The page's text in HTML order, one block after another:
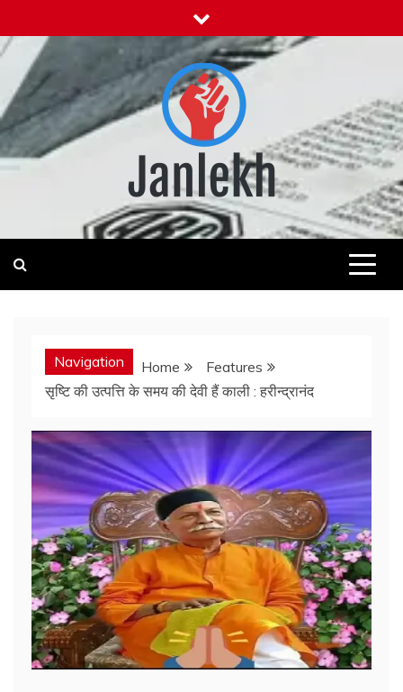
to
content
News for Public
Navigation Home
Features
सृष्टि की उत्पत्ति के समय की देवी हैं काली : हरीन्द्रानंद